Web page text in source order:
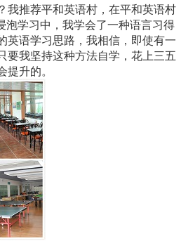
我推荐平和英语村，在平和英语村
泡学习中，我学会了一种语言习得
英语学习思路，我相信，即使有一
要我坚持这种方法自学，花上三五
升的。